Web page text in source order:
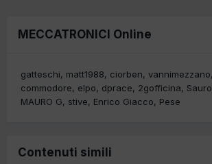
MECCATRONICI Online
gatteschi matt1988 ciorben vannimezzano
commodore
elpo dprace 2gofficina Sauro
MAURO G
stive Enrico Giacco Pese
Contenuti simili